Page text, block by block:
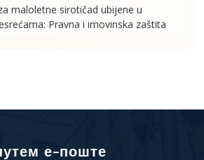
maloletne sirotičad ubijene u
Pravna i imovinska zaštita
е-поште